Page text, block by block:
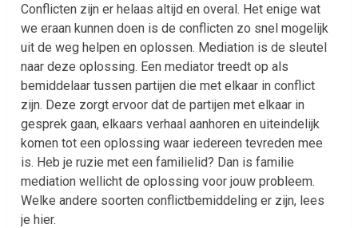
Conflicten zijn er helaas altijd en overal. Het enige wat
we eraan kunnen doen is de conflicten zo snel mogelijk
uit de weg helpen en oplossen. Mediation is de sleutel
naar deze oplossing. Een mediator treedt op als
bemiddelaar tussen partijen die met elkaar in conflict
zijn. Deze zorgt ervoor dat de partijen met elkaar in
gesprek gaan, elkaars verhaal aanhoren en uiteindelijk
komen tot een oplossing waar iedereen tevreden mee
is. Heb je ruzie met een familielid? Dan is familie
mediation wellicht de oplossing voor jouw probleem.
Welke andere soorten conflictbemiddeling er zijn, lees
je hier.